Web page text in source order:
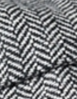
み